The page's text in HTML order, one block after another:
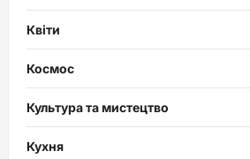
Квіти
Космос
Культура та мистецтво
Кухня